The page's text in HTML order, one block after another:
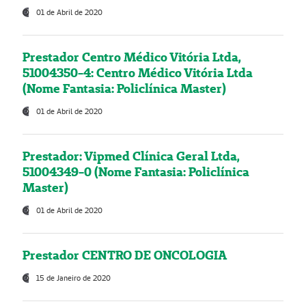
01 de Abril de 2020
Prestador Centro Médico Vitória Ltda,
51004350-4: Centro Médico Vitória Ltda
(Nome Fantasia: Policlínica Master)
01 de Abril de 2020
Prestador: Vipmed Clínica Geral Ltda,
51004349-0 (Nome Fantasia: Policlínica
Master)
01 de Abril de 2020
Prestador CENTRO DE ONCOLOGIA
15 de Janeiro de 2020